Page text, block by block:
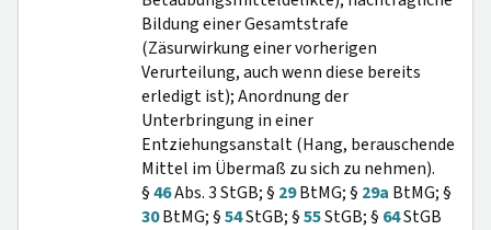
Bildung einer Gesamtstrafe
(Zäsurwirkung einer vorherigen
Verurteilung, auch wenn diese bereits
erledigt ist); Anordnung der
Unterbringung in einer
Entziehungsanstalt (Hang, berauschende
Mittel im Übermaß zu sich zu nehmen).
§46Abs. 3 StGB; § 29BtMG; § 29a BtMG; §
30BtMG; §54StGB; §55StGB; § 64StGB